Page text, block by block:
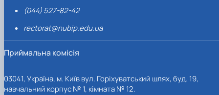
(044) 527-82-42
rectorat@nubip.edu.ua
Приймальна комісія
03041, Україна, м. Київ вул. Горіхуватський шлях, буд. 19,
навчальний корпус № 1, кімната № 12.